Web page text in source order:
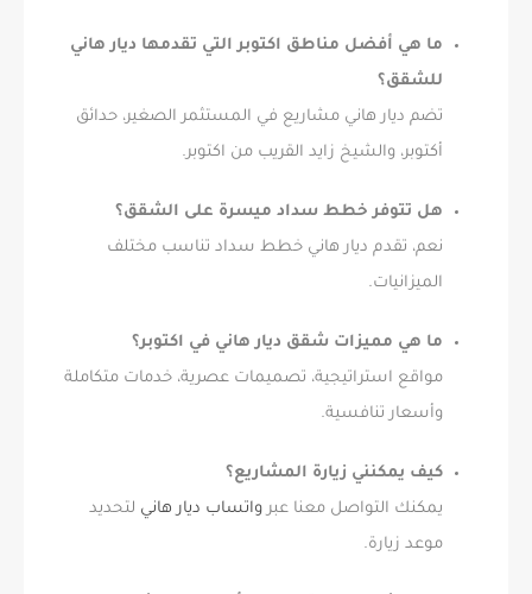
ما هي أفضل مناطق اكتوبر التي تقدمها ديار هاني
للشقق؟
تضم ديار هاني مشاريع في المستثمر الصغير، حدائق
أكتوبر، والشيخ زايد القريب من اكتوبر.
هل تتوفر خطط سداد ميسرة على الشقق؟
نعم، تقدم ديار هاني خطط سداد تناسب مختلف
الميزانيات.
ما هي مميزات شقق ديار هاني في اكتوبر؟
مواقع استراتيجية، تصميمات عصرية، خدمات متكاملة
وأسعار تنافسية.
كيف يمكنني زيارة المشاريع؟
يمكنك التواصل معنا عبر واتساب ديار هاني لتحديد
موعد زيارة.